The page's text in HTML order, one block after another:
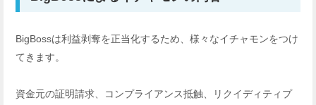
BigBossは利益剥奪を正当化するため、様々なイチャモンをつけ
てきます。
資金元の証明請求、コンプライアンス抵触、リクイディティプ